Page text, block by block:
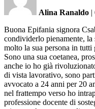
Alina Ranaldo |
Buona Epifania signora
condividerlo pienamente, la
molto la sua persona in
Sono una sua coetanea,
anche io ho già
di vista lavorativo, sono
avvocato a 24 anni per 20
nel frattempo verso ho
professione docente di